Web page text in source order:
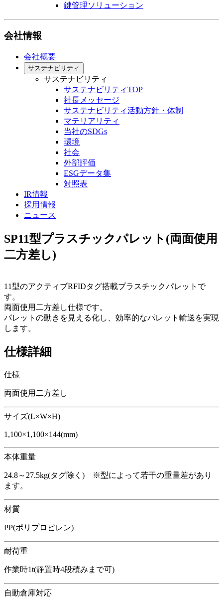
鍵管理ソリューション
会社情報
会社概要
サステナビリティ
サステナビリティ
サステナビリティTOP
社長メッセージ
サステナビリティ活動方針・体制
マテリアリティ
当社のSDGs
環境
社会
外部評価
ESGデータ集
対照表
IR情報
採用情報
ニュース
SP11型プラスチックパレット(両面使用
二方差し)
11型のアクティブRFIDタグ搭載プラスチックパレットで
す。
両面使用二方差し仕様です。
パレットの動きを見える化し、効率的なパレット輸送を実現
します。
仕様詳細
仕様
両面使用二方差し
サイズ(L×W×H)
1,100×1,100×144(mm)
本体重量
24.8～27.5kg(タグ除く) ※型によって若干の重量差があり
ます。
材質
PP(ポリプロピレン)
耐荷重
作業時1t(静置時4段積みまで可)
自動倉庫対応